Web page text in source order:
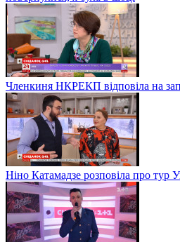
Членкиня НКРЕКП відповіла на
Ніно Катамадзе розповіла про тур